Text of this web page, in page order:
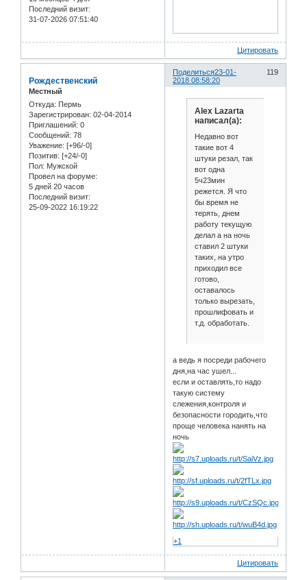
Последний визит:
31-07-2026 07:51:40
Цитировать
Поделиться 119
23-01-
2018 08:58:20
Рождественский
Местный
Откуда: Пермь
Зарегистрирован: 02-04-2014
Приглашений: 0
Сообщений: 78
Уважение: [+96/-0]
Позитив: [+24/-0]
Пол: Мужской
Провел на форуме:
5 дней 20 часов
Последний визит:
25-09-2022 16:19:22
Alex Lazarta
написал(а):
Недавно вот
такие вот 4
штуки резал, так
вот одна
5ч23мин
режется. Я что
бы время не
терять, днем
работу текущую
делал а на ночь
ставил 2 штуки
таких, на утро
приходил все
готово,
оставалось
только вырезать,
прошлифовать и
т.д. обработать.
а ведь я посреди рабочего
дня,на час ушел...
если и оставлять,то надо
такую систему
слежения,контроля и
безопасности городить,что
проще человека нанять на
ночь
+1
Цитировать